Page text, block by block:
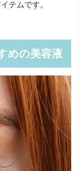
テムです。
めの美容液